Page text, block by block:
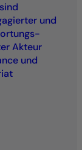
und
Akteur
und